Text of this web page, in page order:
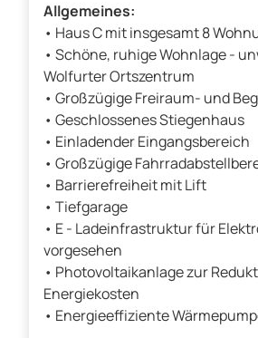
Allgemeines:
• Haus C mit insgesamt 8
• Schöne, ruhige Wohnlage -
Wolfurter Ortszentrum
• Großzügige Freiraum- und
• Geschlossenes Stiegenhaus
• Einladender Eingangsbereich
• Großzügige
• Barrierefreiheit mit Lift
• Tiefgarage
• E - Ladeinfrastruktur für
vorgesehen
• Photovoltaikanlage zur
Energiekosten
• Energieeffiziente